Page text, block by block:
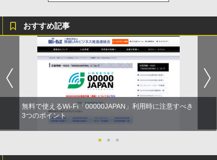
おすすめ記事
無料で使えるWi-Fi「00000JAPAN」利用時に注意すべき
3つのポイント
● ● ●